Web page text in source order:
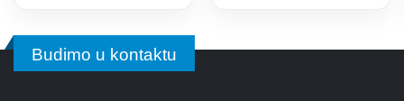
Budimo u kontaktu